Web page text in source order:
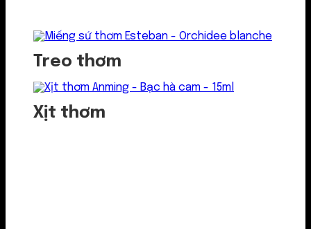
Treo thơm
Xịt thơm